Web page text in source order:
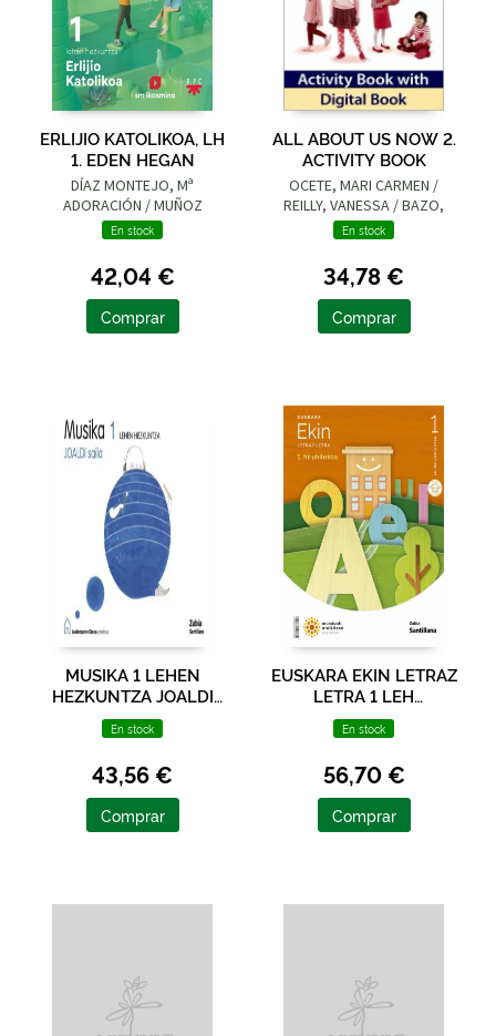
ERLIJIO KATOLIKOA, LH
1. EDEN HEGAN
DÍAZ MONTEJO, Mª
ADORACIÓN / MUÑOZ
CASTELLANOS, HORTENSIA
En stock
42,04 €
Comprar
ALL ABOUT US NOW 2.
ACTIVITY BOOK
OCETE, MARI CARMEN /
REILLY, VANESSA / BAZO,
PLÁCIDO / PEÑATE, MARCOS
En stock
34,78 €
Comprar
MUSIKA 1 LEHEN
HEZKUNTZA JOALDI
SAILA JAKINTZAREN
ETXEA
En stock
43,56 €
Comprar
EUSKARA EKIN LETRAZ
LETRA 1 LEH
MUNDUAK ERAIKITZEN
En stock
56,70 €
Comprar